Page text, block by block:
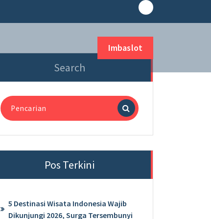
Imbaslot
Search
Pencarian
untuk:
Pos Terkini
5 Destinasi Wisata Indonesia Wajib
Dikunjungi 2026, Surga Tersembunyi